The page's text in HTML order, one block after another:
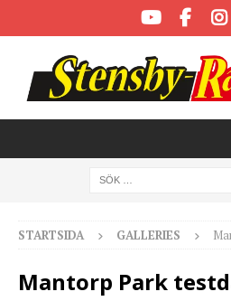
STARTSIDA GALLERIES
Mantorp Park